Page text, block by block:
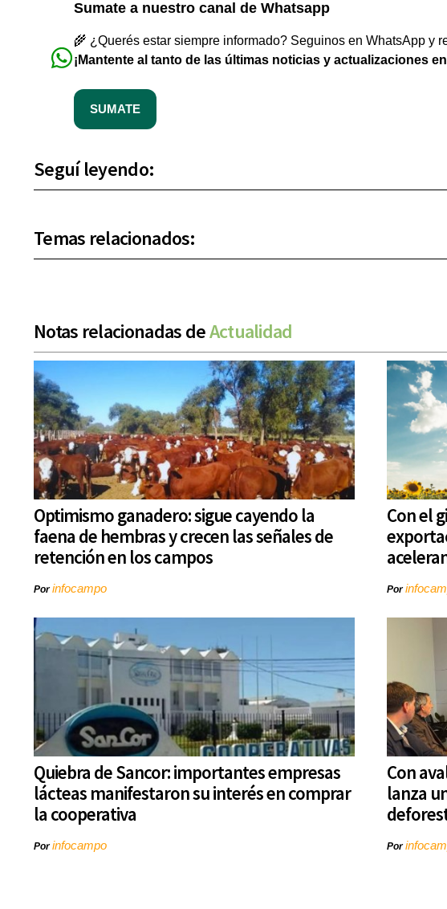
Sumate a nuestro canal de Whatsapp
🌾 ¿Querés estar siempre informado? Seguinos en WhatsApp y
¡Mantente al tanto de las últimas noticias y actualizaciones
SUMATE
Seguí leyendo:
Temas relacionados:
Notas relacionadas deActualidad
Optimismo ganadero: sigue cayendo la
faena de hembras y crecen las señales de
retención en los campos
Porinfocampo
Con el
Por
Quiebra de Sancor: importantes empresas
lácteas manifestaron su interés en comprar
la cooperativa
Porinfocampo
Con
lanza
Por